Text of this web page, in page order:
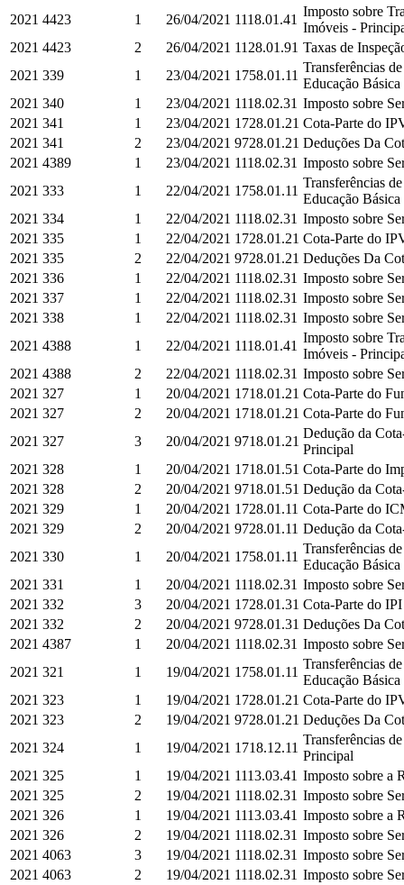
2021 4423 1 26/04/2021 1118.01.41
Imposto sobre
Imóveis -
2021 4423 2 26/04/2021 1128.01.91 Taxas de
2021 339 1 23/04/2021 1758.01.11
Transferências
Educação
2021 340 1 23/04/2021 1118.02.31 Imposto sobre
2021 341 1 23/04/2021 1728.01.21 Cota-Parte do
2021 341 2 23/04/2021 9728.01.21 Deduções Da
2021 4389 1 23/04/2021 1118.02.31 Imposto sobre
2021 333 1 22/04/2021 1758.01.11
Transferências
Educação
2021 334 1 22/04/2021 1118.02.31 Imposto sobre
2021 335 1 22/04/2021 1728.01.21 Cota-Parte do
2021 335 2 22/04/2021 9728.01.21 Deduções Da
2021 336 1 22/04/2021 1118.02.31 Imposto sobre
2021 337 1 22/04/2021 1118.02.31 Imposto sobre
2021 338 1 22/04/2021 1118.02.31 Imposto sobre
2021 4388 1 22/04/2021 1118.01.41
Imposto sobre
Imóveis -
2021 4388 2 22/04/2021 1118.02.31 Imposto sobre
2021 327 1 20/04/2021 1718.01.21 Cota-Parte do
2021 327 2 20/04/2021 1718.01.21 Cota-Parte do
2021 327 3 20/04/2021 9718.01.21
Dedução da
Principal
2021 328 1 20/04/2021 1718.01.51 Cota-Parte do
2021 328 2 20/04/2021 9718.01.51 Dedução da
2021 329 1 20/04/2021 1728.01.11 Cota-Parte do
2021 329 2 20/04/2021 9728.01.11 Dedução da
2021 330 1 20/04/2021 1758.01.11
Transferências
Educação
2021 331 1 20/04/2021 1118.02.31 Imposto sobre
2021 332 3 20/04/2021 1728.01.31 Cota-Parte do
2021 332 2 20/04/2021 9728.01.31 Deduções Da
2021 4387 1 20/04/2021 1118.02.31 Imposto sobre
2021 321 1 19/04/2021 1758.01.11
Transferências
Educação
2021 323 1 19/04/2021 1728.01.21 Cota-Parte do
2021 323 2 19/04/2021 9728.01.21 Deduções Da
2021 324 1 19/04/2021 1718.12.11
Transferências
Principal
2021 325 1 19/04/2021 1113.03.41 Imposto sobre a
2021 325 2 19/04/2021 1118.02.31 Imposto sobre
2021 326 1 19/04/2021 1113.03.41 Imposto sobre a
2021 326 2 19/04/2021 1118.02.31 Imposto sobre
2021 4063 3 19/04/2021 1118.02.31 Imposto sobre
2021 4063 2 19/04/2021 1118.02.31 Imposto sobre